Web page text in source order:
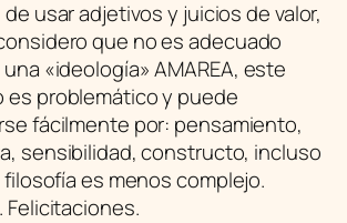
usar adjetivos y juicios de valor,
que no es adecuado
«ideología» AMAREA, este
problemático y puede
fácilmente por: pensamiento,
sensibilidad, constructo, incluso
es menos complejo.
Felicitaciones.